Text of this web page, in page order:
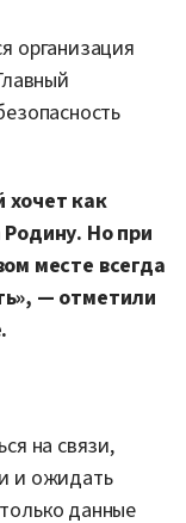
организация
как
Но при
месте всегда
— отметили
на связи,
и ожидать
данные